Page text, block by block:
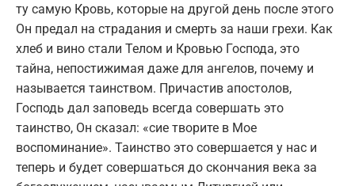
ту самую Кровь, которые на другой день после этого
Он предал на страдания и смерть за наши грехи. Как
хлеб и вино стали Телом и Кровью Господа, это
тайна, непостижимая даже для ангелов, почему и
называется таинством. Причастив апостолов,
Господь дал заповедь всегда совершать это
таинство, Он сказал: «сие творите в Мое
воспоминание». Таинство это совершается у нас и
теперь и будет совершаться до скончания века за